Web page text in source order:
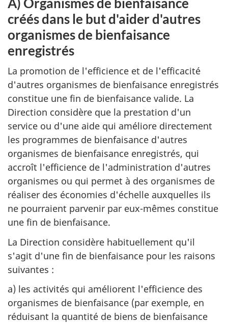
créés dans le but d'aider d'autres
organismes de bienfaisance
enregistrés
La promotion de l'efficience et de l'efficacité
d'autres organismes de bienfaisance enregistrés
constitue une fin de bienfaisance valide. La
Direction considère que la prestation d'un
service ou d'une aide qui améliore directement
les programmes de bienfaisance d'autres
organismes de bienfaisance enregistrés, qui
accroît l'efficience de l'administration d'autres
organismes ou qui permet à des organismes de
réaliser des économies d'échelle auxquelles ils
ne pourraient parvenir par eux-mêmes constitue
une fin de bienfaisance.
La Direction considère habituellement qu'il
s'agit d'une fin de bienfaisance pour les raisons
suivantes :
a) les activités qui améliorent l'efficience des
organismes de bienfaisance (par exemple, en
réduisant la quantité de biens de bienfaisance